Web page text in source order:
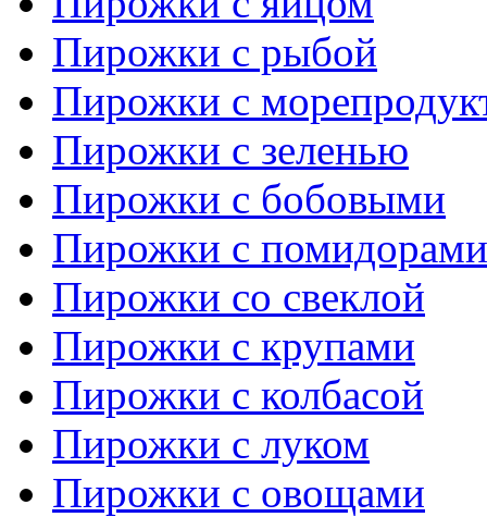
Пирожки с рыбой
Пирожки с
Пирожки с зеленью
Пирожки с бобовыми
Пирожки с помидорами
Пирожки со свеклой
Пирожки с крупами
Пирожки с колбасой
Пирожки с луком
Пирожки с овощами